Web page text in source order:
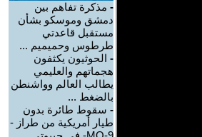
- مذكرة تفاهم بين
دمشق وموسكو بشأن
مستقبل قاعدتي
طرطوس وحميميم ...
- الحوثيون يكثفون
هجماتهم والعليمي
يطالب العالم وواشنطن
بالضغط ...
- سقوط طائرة بدون
طيار أمريكية من طراز -